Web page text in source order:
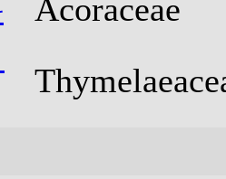
Acoraceae